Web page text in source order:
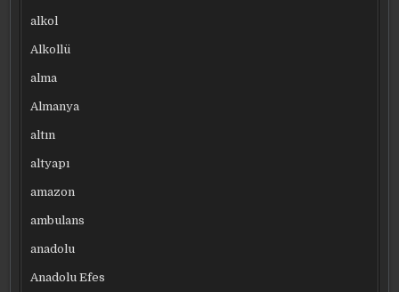
alkol
Alkollü
alma
Almanya
altın
altyapı
amazon
ambulans
anadolu
Anadolu Efes